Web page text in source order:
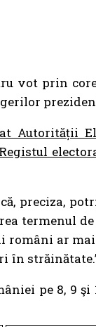
vot prin
Autorității
preciza,
termenul
români ar
în
pe 8, 9